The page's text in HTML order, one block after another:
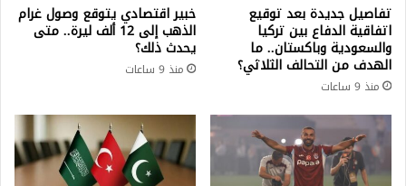
تفاصيل جديدة بعد توقيع
اتفاقية الدفاع بين تركيا
والسعودية وباكستان.. ما
الهدف من التحالف الثلاثي؟
منذ 9 ساعات
خبير اقتصادي يتوقع وصول غرام
الذهب إلى 12 ألف ليرة.. متى
يحدث ذلك؟
منذ 9 ساعات